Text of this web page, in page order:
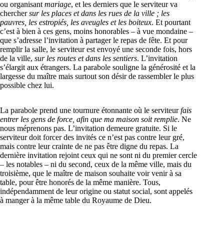
ou organisant mariage, et les derniers que le serviteur va
cherchersur les places et dans les rues de la ville ; les
pauvres, les estropiés, les aveugles et les boiteux. Et pourtant
c’est à bien à ces gens, moins honorables – à vue mondaine –
que s’adresse l’invitation à partager le repas de fête. Et pour
remplir la salle, le serviteur est envoyé une seconde fois, hors
de la ville, sur les routes et dans les sentiers. L’invitation
s’élargit aux étrangers. La parabole souligne la générosité et la
largesse du maître mais surtout son désir de rassembler le plus
possible chez lui.
La parabole prend une tournure étonnante où le serviteurfais
entrer les gens de force, afin que ma maison soit remplie. Ne
nous méprenons pas. L’invitation demeure gratuite. Si le
serviteur doit forcer des invités ce n’est pas contre leur gré,
mais contre leur crainte de ne pas être digne du repas. La
dernière invitation rejoint ceux qui ne sont ni du premier cercle
– les notables – ni du second, ceux de la même ville, mais du
troisième, que le maître de maison souhaite voir venir à sa
table, pour être honorés de la même manière. Tous,
indépendamment de leur origine ou statut social, sont appelés
à manger à la même table du Royaume de Dieu.